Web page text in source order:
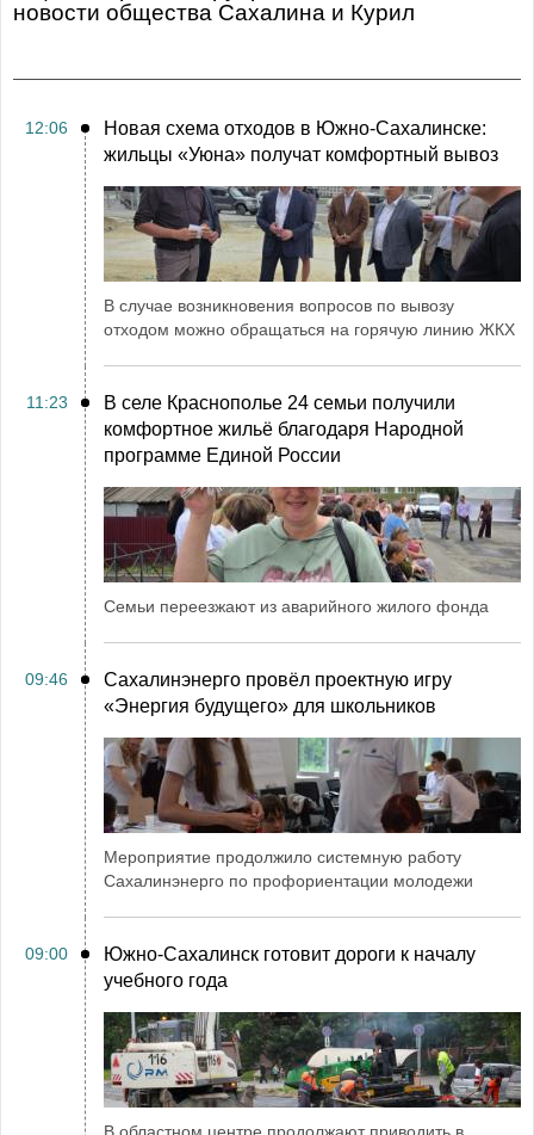
Новости общества Сахалина и Курил
12:06
Новая схема отходов в Южно-Сахалинске:
жильцы «Уюна» получат комфортный вывоз
В случае возникновения вопросов по вывозу
отходом можно обращаться на горячую линию ЖКХ
11:23
В селе Краснополье 24 семьи получили
комфортное жильё благодаря Народной
программе Единой России
Семьи переезжают из аварийного жилого фонда
09:46
Сахалинэнерго провёл проектную игру
«Энергия будущего» для школьников
Мероприятие продолжило системную работу
Сахалинэнерго по профориентации молодежи
09:00
Южно-Сахалинск готовит дороги к началу
учебного года
В областном центре продолжают приводить в